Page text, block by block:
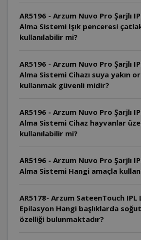
AR5196 - Arzum Nuvo Pro Şarjlı
Alma Sistemi Işık penceresi
kullanılabilir mi?
AR5196 - Arzum Nuvo Pro Şarjlı
Alma Sistemi Cihazı suya yakın
kullanmak güvenli midir?
AR5196 - Arzum Nuvo Pro Şarjlı
Alma Sistemi Cihaz hayvanlar
kullanılabilir mi?
AR5196 - Arzum Nuvo Pro Şarjlı
Alma Sistemi Hangi amaçla
AR5178- Arzum SateenTouch IPL
Epilasyon Hangi başlıklarda
özelliği bulunmaktadır?